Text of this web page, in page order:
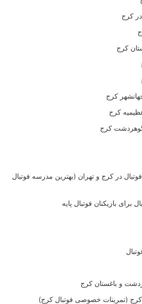
در کرج
کرج
کرج
کرج
گوهردشت کرج
در کرج و تهران (بهترین مدرسه فوتبال
برای بازیکنان فوتبال پایه
و باغستان کرج
(تمرینات خصوصی فوتبال کرج)